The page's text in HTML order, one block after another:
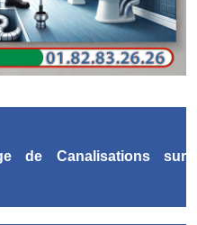
de Canalisationssur